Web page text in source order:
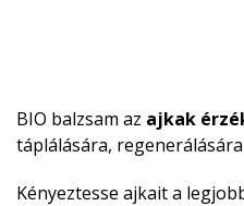
BIO balzsam az ajkak
táplálására,
Kényeztesse ajkait a